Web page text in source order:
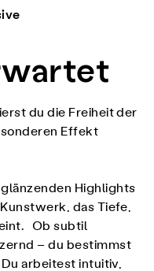
du die Freiheit der
Effekt
Highlights
das Tiefe,
Ob subtil
– du bestimmst
arbeitest intuitiv,